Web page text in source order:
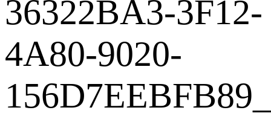
36322BA3-3F12-
4A80-9020-